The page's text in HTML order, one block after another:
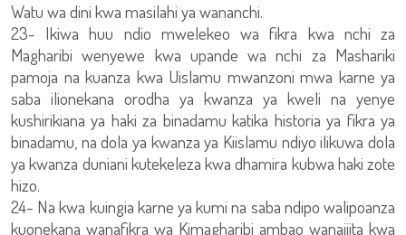
Watu wa dini kwa masilahi ya wananchi.
23- Ikiwa huu ndio mwelekeo wa fikra kwa nchi za
Magharibi wenyewe kwa upande wa nchi za Mashariki
pamoja na kuanza kwa Uislamu mwanzoni mwa karne ya
saba ilionekana orodha ya kwanza ya kweli na yenye
kushirikiana ya haki za binadamu katika historia ya fikra ya
binadamu, na dola ya kwanza ya Kiislamu ndiyo ilikuwa dola
ya kwanza duniani kutekeleza kwa dhamira kubwa haki zote
hizo.
24- Na kwa kuingia karne ya kumi na saba ndipo walipoanza
kuonekana wanafikra wa Kimagharibi ambao wanajiita kwa